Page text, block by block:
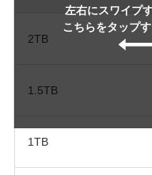
左右にスワイプ
こちらをタップ
2TB
1.5TB
1TB